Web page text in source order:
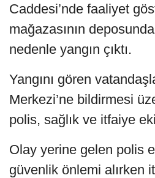
Caddesi’nde faaliyet
mağazasının
nedenle yangın çıktı.
Yangını gören
Merkezi’ne bildirmesi
polis, sağlık ve itfaiye
Olay yerine gelen polis
güvenlik önlemi alırken